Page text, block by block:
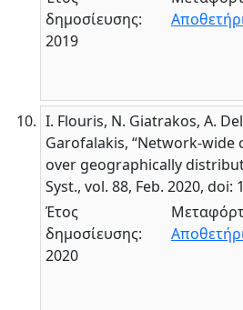
δημοσίευσης:
2019
I. Flouris, N. Giatrakos, A.
Garofalakis, “Network-
over geographically
Syst., vol. 88, Feb. 2020, doi:
Έτος
δημοσίευσης:
2020